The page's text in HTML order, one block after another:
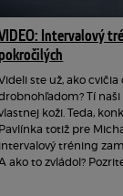
Intervalový
ste už, ako
Tí naši
koži. Teda,
Pavlínka totiž pre
intervalový tréning
ako to zvládol?